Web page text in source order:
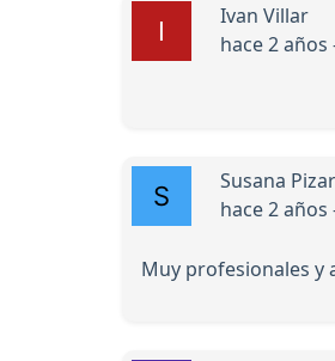
Ivan Villar
hace 2 años
Susana
hace 2 años
Muy profesionales y